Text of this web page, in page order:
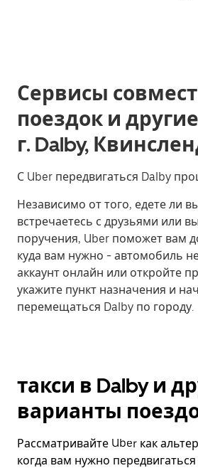
Сервисы
поездок и
г. Dalby,
С Uber передвигаться Dalby
Независимо от того, едете ли
встречаетесь с друзьями или
поручения, Uber поможет вам
куда вам нужно - автомобиль
аккаунт онлайн или откройте
укажите пункт назначения и
перемещаться Dalby по городу.
такси в Dalby и
варианты
Рассматривайте Uber как
когда вам нужно